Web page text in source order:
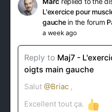
L'exercice pour
gauchein the forum
a week ago
Reply to Maj7 -
oigts main gauche
Salut @Briac ,
Excellent tout ça.